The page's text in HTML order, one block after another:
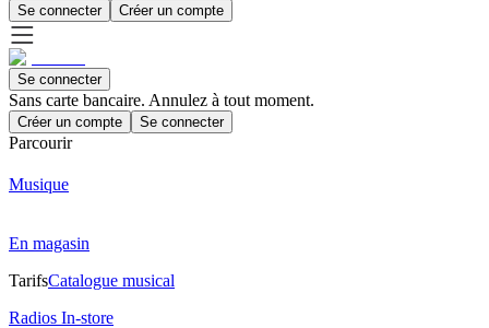
Se connecter Créer un compte
Se connecter
Sans carte bancaire. Annulez à tout moment.
Créer un compte Se connecter
Parcourir
Musique
En magasin
TarifsCatalogue musical
Radios In-store